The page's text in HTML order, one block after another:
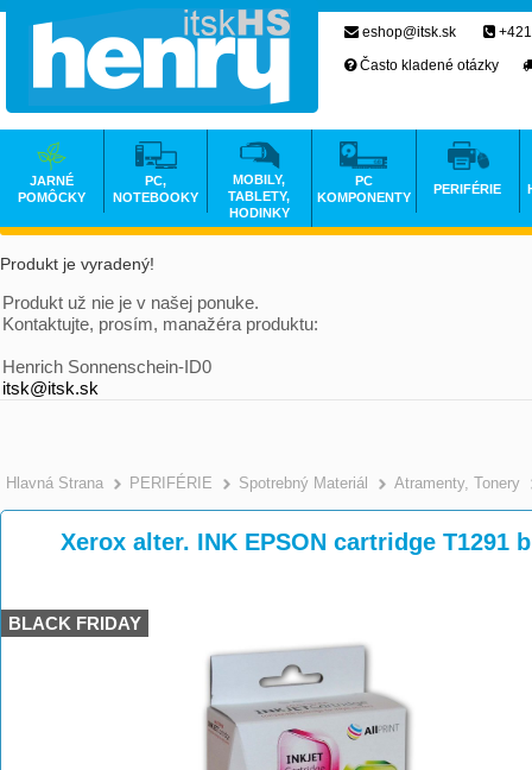
Produkt je vyradený!
Produkt už nie je v našej ponuke.
Kontaktujte, prosím, manažéra produktu:
Henrich Sonnenschein-ID0
itsk@itsk.sk
Hlavná Strana >
PERIFÉRIE >
Spotrebný Materiál >
Atramenty, Tonery
Xerox alter. INK EPSON cartridge T1291
BLACK FRIDAY
eshop@itsk.sk
Často kladené otázky
JARNÉ
POMÔCKY
PC,
NOTEBOOKY
MOBILY,
TABLETY,
HODINKY
PC
KOMPONENTY
PERIFÉRIE